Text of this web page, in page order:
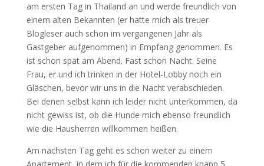
am ersten Tag in Thailand an und werde freundlich von
einem alten Bekannten (er hatte mich als treuer
Blogleser auch schon im vergangenen Jahr als
Gastgeber aufgenommen) in Empfang genommen. Es
ist schon spät am Abend. Fast schon Nacht. Seine
Frau, er und ich trinken in der Hotel-Lobby noch ein
Gläschen, bevor wir uns in die Nacht verabschieden.
Bei denen selbst kann ich leider nicht unterkommen, da
nicht gewiss ist, ob die Hunde mich ebenso freundlich
wie die Hausherren willkommen heißen.
Am nächsten Tag geht es schon weiter zu einem